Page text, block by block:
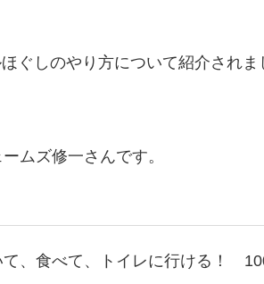
ぐしのやり方について紹介されま
ムズ修一さんです。
、食べて、トイレに行ける！